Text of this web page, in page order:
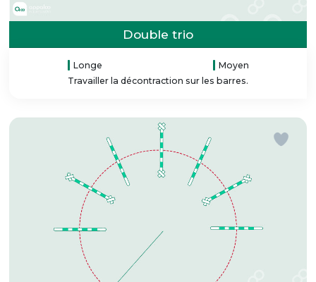
Double trio
Longe
Moyen
Travailler la décontraction sur les barres.